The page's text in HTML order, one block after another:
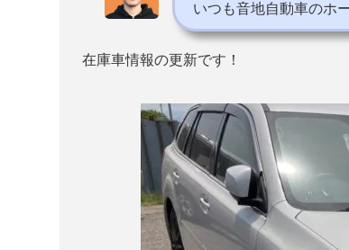
いつも音地自動車のホ
在庫車情報の更新です！